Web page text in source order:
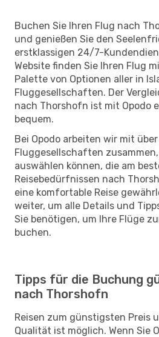
Buchen Sie Ihren Flug nach
und genießen Sie den
erstklassigen 24/7-
Website finden Sie Ihren Flug
Palette von Optionen aller in
Fluggesellschaften. Der
nach Thorshofn ist mit Opodo
bequem.
Bei Opodo arbeiten wir mit
Fluggesellschaften
auswählen können, die am
Reisebedürfnissen nach
eine komfortable Reise
weiter, um alle Details und
Sie benötigen, um Ihre Flüge
buchen.
Tipps für die Buchung
nach Thorshofn
Reisen zum günstigsten Preis
Qualität ist möglich. Wenn Sie